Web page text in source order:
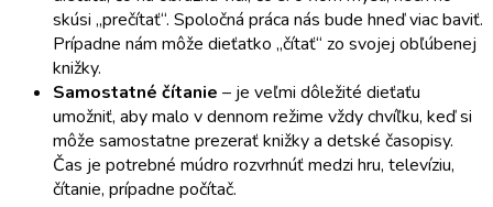
skúsi „prečítať“. Spoločná práca nás bude hneď viac baviť.
Prípadne nám môže dieťatko „čítať“ zo svojej obľúbenej
knižky.
Samostatné čítanie – je veľmi dôležité dieťaťu
umožniť, aby malo v dennom režime vždy chvíľku, keď si
môže samostatne prezerať knižky a detské časopisy.
Čas je potrebné múdro rozvrhnúť medzi hru, televíziu,
čítanie, prípadne počítač.